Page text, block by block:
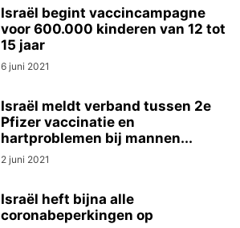
Israël begint vaccincampagne
voor 600.000 kinderen van 12 tot
15 jaar
6 juni 2021
Israël meldt verband tussen 2e
Pfizer vaccinatie en
hartproblemen bij mannen...
2 juni 2021
Israël heft bijna alle
coronabeperkingen op